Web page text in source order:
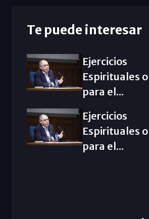
Te puede interesar
Ejercicios
Espirituales
para el...
Ejercicios
Espirituales
para el...